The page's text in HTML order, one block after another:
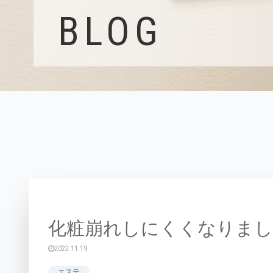
BLOG
化粧崩れしにくくなりま
2022.11.19